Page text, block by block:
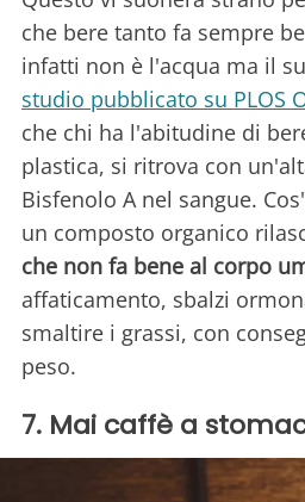
che bere tanto fa sempre
infatti non è l'acqua ma il
studio pubblicato su PLOS
che chi ha l'abitudine di
plastica, si ritrova con
Bisfenolo A nel sangue.
un composto organico
che non fa bene al corpo
affaticamento, sbalzi
smaltire i grassi, con
peso.
7. Mai caffè a